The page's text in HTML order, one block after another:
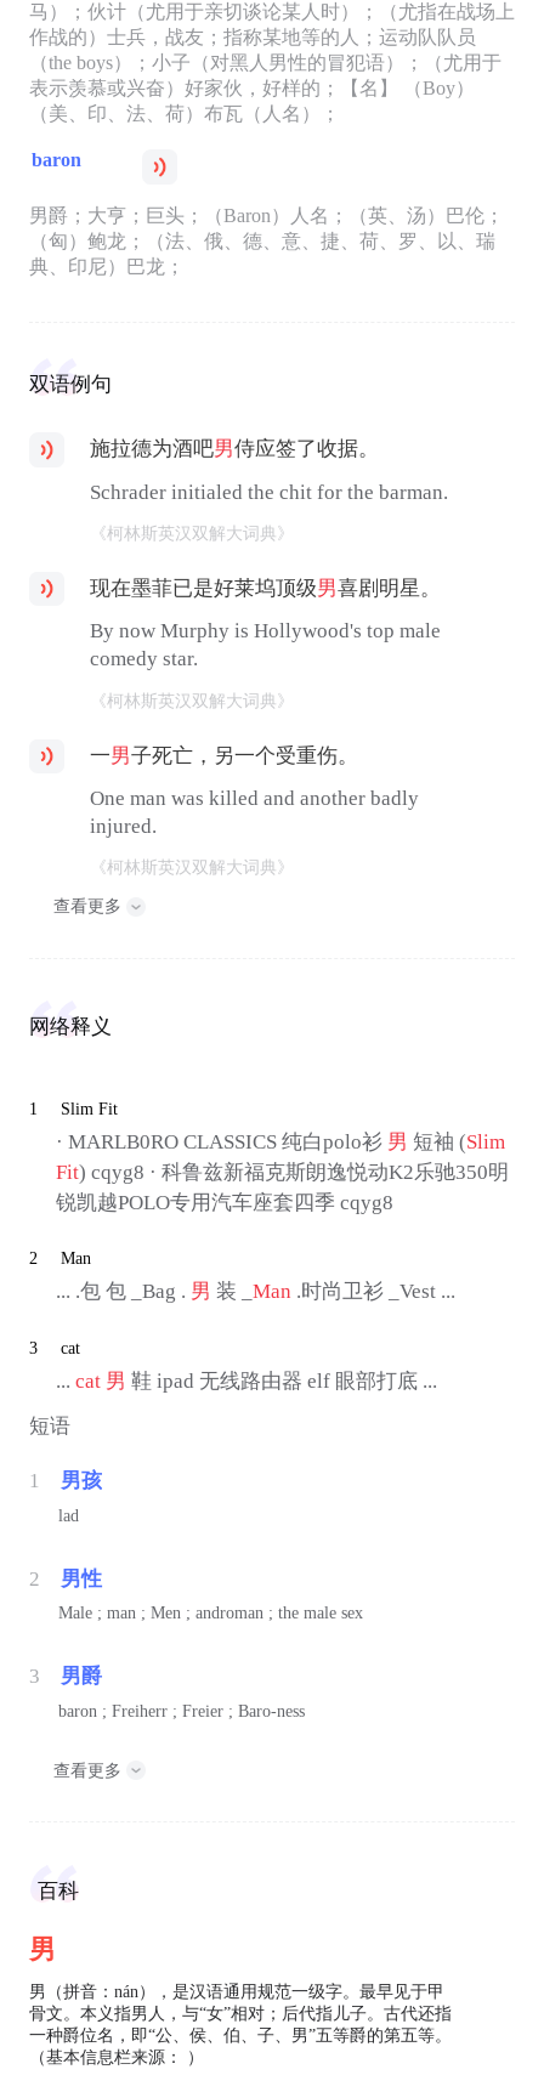
马）；伙计（尤用于亲切谈论某人时）；（尤指在战场上
作战的）士兵，战友；指称某地等的人；运动队队员
（the boys）；小子（对黑人男性的冒犯语）；（尤用于
表示羡慕或兴奋）好家伙，好样的；【名】 （Boy）
（美、印、法、荷）布瓦（人名）；
baron
男爵；大亨；巨头；（Baron）人名；（英、汤）巴伦；
（匈）鲍龙；（法、俄、德、意、捷、荷、罗、以、瑞
典、印尼）巴龙；
双语例句
施拉德为酒吧男侍应签了收据。
Schrader initialed the chit for the barman.
《柯林斯英汉双解大词典》
现在墨菲已是好莱坞顶级男喜剧明星。
By now Murphy is Hollywood's top male
comedy star.
《柯林斯英汉双解大词典》
一男子死亡，另一个受重伤。
One man was killed and another badly
injured.
《柯林斯英汉双解大词典》
查看更多
网络释义
1 Slim Fit
· MARLB0RO CLASSICS 纯白polo衫 男 短袖 (Slim
Fit) cqyg8 · 科鲁兹新福克斯朗逸悦动K2乐驰350明
锐凯越POLO专用汽车座套四季 cqyg8
2 Man
... .包 包 _Bag . 男 装 _ Man .时尚卫衫 _Vest ...
3 cat
... cat 男 鞋 ipad 无线路由器 elf 眼部打底 ...
短语
1 男孩
lad
2 男性
Male ; man ; Men ; androman ; the male sex
3 男爵
baron ; Freiherr ; Freier ; Baro-ness
查看更多
百科
男
男（拼音：nán），是汉语通用规范一级字。最早见于甲
骨文。本义指男人，与“女”相对；后代指儿子。古代还指
一种爵位名，即“公、侯、伯、子、男”五等爵的第五等。
（基本信息栏来源： ）